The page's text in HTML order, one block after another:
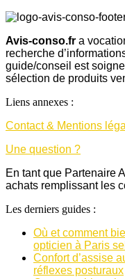
Avis-conso.fr a
recherche
guide/conseil est
sélection de produits
Liens annexes :
Contact & Mentions
Une question ?
En tant que Partenaire
achats remplissant les
Les derniers guides :
Où et comment
opticien à Paris
Confort d’assise
réflexes posturaux